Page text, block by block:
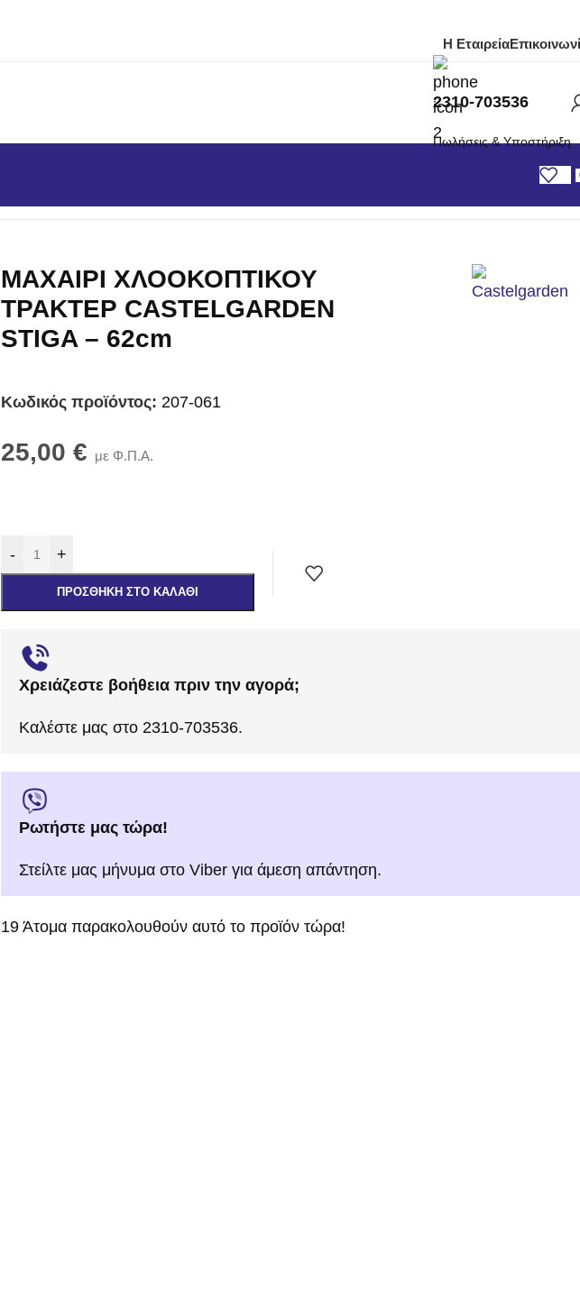
Η Εταιρεία
2310-703536
Πωλήσεις & Υποστήριξη
ΜΑΧΑΙΡΙ ΧΛΟΟΚΟΠΤΙΚΟΥ
ΤΡΑΚΤΕΡ CASTELGARDEN
STIGA – 62cm
Κωδικός προϊόντος: 207-061
25,00 € με Φ.Π.Α.
- +
ΠΡΟΣΘΉΚΗ ΣΤΟ ΚΑΛΆΘΙ
Χρειάζεστε βοήθεια πριν την αγορά;
Καλέστε μας στο 2310-703536.
Ρωτήστε μας τώρα!
Στείλτε μας μήνυμα στο Viber για άμεση απάντηση.
19 Άτομα παρακολουθούν αυτό το προϊόν τώρα!